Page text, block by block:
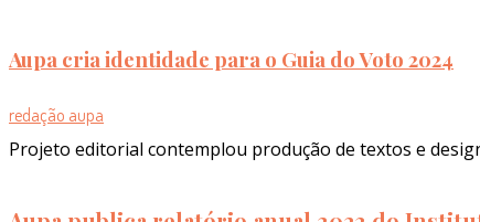
Aupa cria identidade para o Guia do Voto 2024
redação aupa
Projeto editorial contemplou produção de textos e